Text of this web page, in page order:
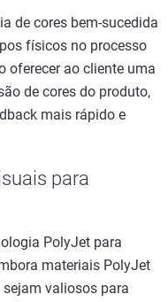
de cores bem-sucedida
físicos no processo
oferecer ao cliente uma
de cores do produto,
mais rápido e
para
PolyJet para
materiais PolyJet
valiosos para